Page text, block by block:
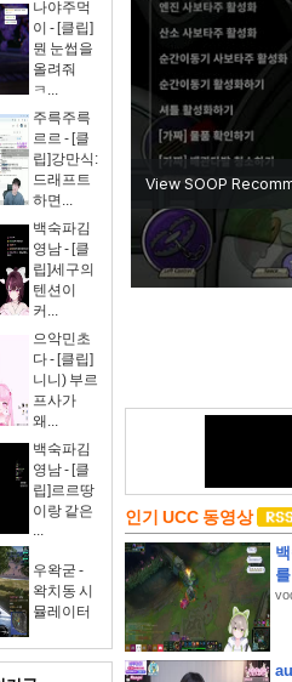
나야주먹
이 - [클립]
뭔 눈썹을
올려줘
ㅋ...
주륵주륵
르르 - [클
립]강만식:
드래프트
하면...
백숙파김
영남 - [클
립]세구의
텐션이
커...
으악민초
다 - [클립]
니니) 부르
프사가
왜...
백숙파김
영남 - [클
립]르르땅
이랑 같은
...
우왁굳 -
왁치동 시
뮬레이터
인기 UCC 동영상